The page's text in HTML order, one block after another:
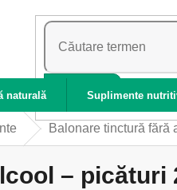
CĂUTARE
naturală Suplimente
Balonare tinctură fără
– picături